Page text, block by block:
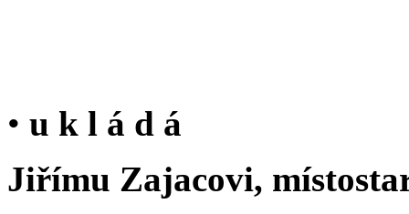
• u k l á d á
Jiřímu Zajacovi,